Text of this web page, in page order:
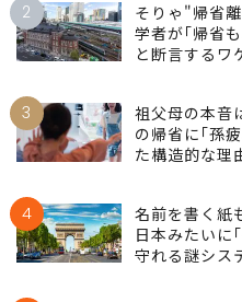
2
そりゃ"帰省
学者が｢帰省
と断言するワ
3
祖父母の本音
の帰省に｢孫
た構造的な理
4
名前を書く紙
日本みたいに
守れる謎シス